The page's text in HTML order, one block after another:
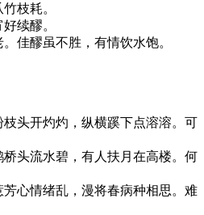
枝耗。
续醪。
佳醪虽不胜，有情饮水饱。
头开灼灼，纵横蹊下点溶溶。可
头流水碧，有人扶月在高楼。何
心情绪乱，漫将春病种相思。难